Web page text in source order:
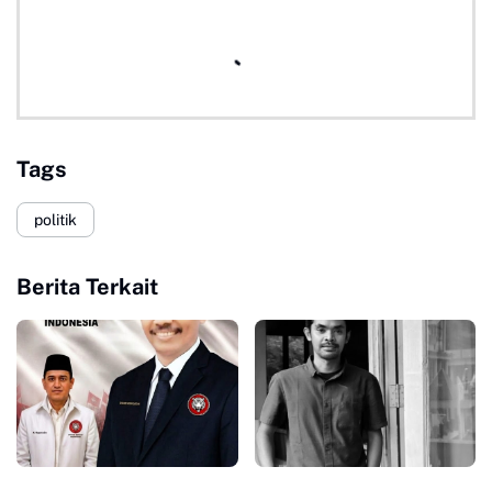
Tags
politik
Berita Terkait